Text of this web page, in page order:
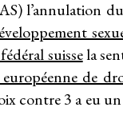
l’annulation du
suissela
de
contre 3 a eu